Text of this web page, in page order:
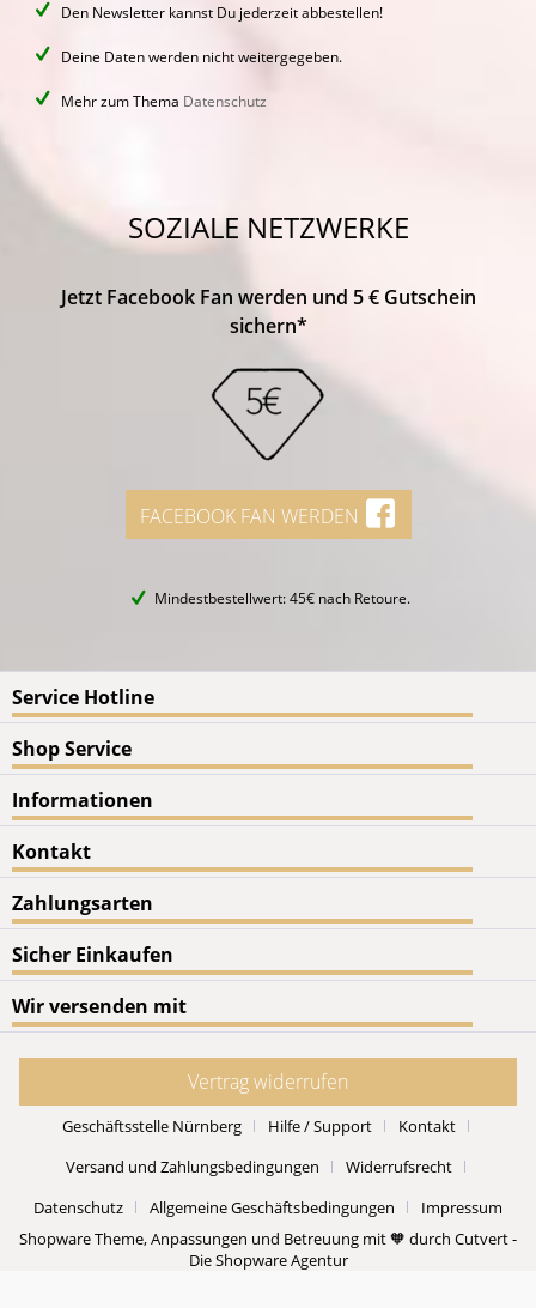
Den Newsletter kannst Du jederzeit abbestellen!
Deine Daten werden nicht weitergegeben.
Mehr zum Thema Datenschutz
SOZIALE NETZWERKE
Jetzt Facebook Fan werden und 5 € Gutschein
sichern*
FACEBOOK FAN WERDEN
Mindestbestellwert: 45€ nach Retoure.
Service Hotline
Shop Service
Informationen
Kontakt
Zahlungsarten
Sicher Einkaufen
Wir versenden mit
Vertrag widerrufen
Geschäftsstelle Nürnberg Hilfe / Support
Kontakt
Versand und Zahlungsbedingungen
Widerrufsrecht
Datenschutz
Allgemeine Geschäftsbedingungen
Impressum
Shopware Theme, Anpassungen und Betreuung mit 🧡 durch Cutvert -
Die Shopware Agentur